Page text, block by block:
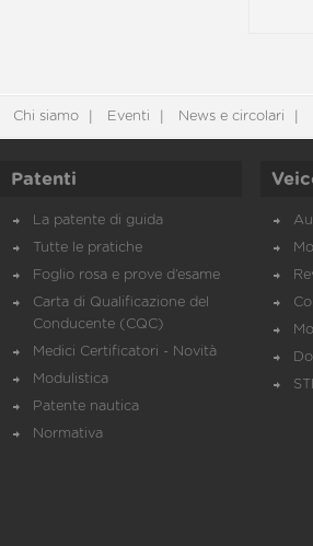
Chi siamo Eventi News e circolari
Patenti
La patente di guida
Tutte le pratiche
Foglio rosa e prove d’esame
Carta di Qualificazione del
Conducente (CQC)
Medici Certificatori - Novità
Modulistica
Patente nautica
Normativa